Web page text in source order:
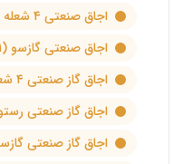
اجاق صنعتی ۴ شعله
اجاق صنعتی گازسو (۱)
اجاق گاز صنعتی ۴ شعله
اجاق گاز صنعتی
اجاق گاز صنعتی